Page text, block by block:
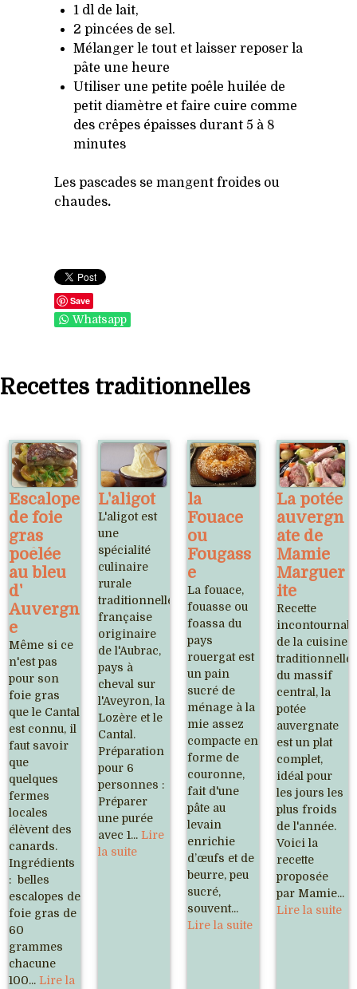
1 dl de lait,
2 pincées de sel.
Mélanger le tout et laisser reposer la
pâte une heure
Utiliser une petite poêle huilée de
petit diamètre et faire cuire comme
des crêpes épaisses durant 5 à 8
minutes
Les pascades se mangent froides ou
chaudes.
Save
Whatsapp
Recettes traditionnelles
Escalope
de foie
gras
poêlée
au bleu
d'
Auvergn
e
Même si ce
n'est pas
pour son
foie gras
que le Cantal
est connu, il
faut savoir
que
quelques
fermes
locales
élèvent des
canards.
Ingrédients
: belles
escalopes de
foie gras de
60
grammes
chacune
100... Lire la
L'aligot
L'aligot est
une
spécialité
culinaire
rurale
traditionnelle
française
originaire
de l'Aubrac,
pays à
cheval sur
l'Aveyron, la
Lozère et le
Cantal.
Préparation
pour 6
personnes :
Préparer
une purée
avec 1... Lire
la suite
la
Fouace
ou
Fougass
e
La fouace,
fouasse ou
foassa du
pays
rouergat est
un pain
sucré de
ménage à la
mie assez
compacte en
forme de
couronne,
fait d'une
pâte au
levain
enrichie
d’œufs et de
beurre, peu
sucré,
souvent...
Lire la suite
La potée
auvergn
ate de
Mamie
Marguer
ite
Recette
de la cuisine
traditionnelle
du massif
central, la
potée
auvergnate
est un plat
complet,
idéal pour
les jours les
plus froids
de l'année.
Voici la
recette
proposée
par Mamie...
Lire la suite